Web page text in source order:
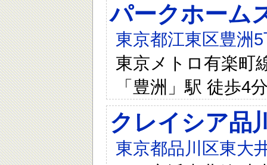
パークホーム
東京都江東区豊洲
東京メトロ有楽町
「豊洲」駅 徒歩4
クレイシア品
東京都品川区東大